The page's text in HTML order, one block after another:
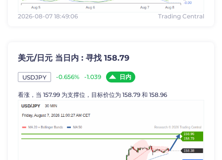
2026-08-07 18:49:06 Trading Central
美元/日元 当日内 : 寻找 158.79
USDJPY -0.656% -1.039 日内
看涨，当 157.99 为支撑位，目标价位为 158.79 和 158.96